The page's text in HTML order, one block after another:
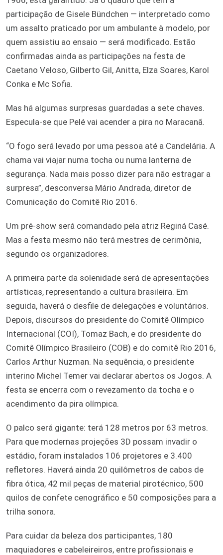
participação de Gisele Bündchen — interpretado como
um assalto praticado por um ambulante à modelo, por
quem assistiu ao ensaio — será modificado. Estão
confirmadas ainda as participações na festa de
Caetano Veloso, Gilberto Gil, Anitta, Elza Soares, Karol
Conka e Mc Sofia.
Mas há algumas surpresas guardadas a sete chaves.
Especula-se que Pelé vai acender a pira no Maracanã.
“O fogo será levado por uma pessoa até a Candelária. A
chama vai viajar numa tocha ou numa lanterna de
segurança. Nada mais posso dizer para não estragar a
surpresa”, desconversa Mário Andrada, diretor de
Comunicação do Comitê Rio 2016.
Um pré-show será comandado pela atriz Reginá Casé.
Mas a festa mesmo não terá mestres de cerimônia,
segundo os organizadores.
A primeira parte da solenidade será de apresentações
artísticas, representando a cultura brasileira. Em
seguida, haverá o desfile de delegações e voluntários.
Depois, discursos do presidente do Comitê Olímpico
Internacional (COI), Tomaz Bach, e do presidente do
Comitê Olímpico Brasileiro (COB) e do comitê Rio 2016,
Carlos Arthur Nuzman. Na sequência, o presidente
interino Michel Temer vai declarar abertos os Jogos. A
festa se encerra com o revezamento da tocha e o
acendimento da pira olímpica.
O palco será gigante: terá 128 metros por 63 metros.
Para que modernas projeções 3D possam invadir o
estádio, foram instalados 106 projetores e 3.400
refletores. Haverá ainda 20 quilômetros de cabos de
fibra ótica, 42 mil peças de material pirotécnico, 500
quilos de confete cenográfico e 50 composições para a
trilha sonora.
Para cuidar da beleza dos participantes, 180
maquiadores e cabeleireiros, entre profissionais e